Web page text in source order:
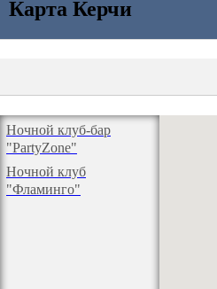
Карта Керчи
Ночной клуб-бар
"PartyZone"
Ночной клуб
"Фламинго"